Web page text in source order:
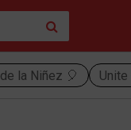
la Niñez 🎈 Unite